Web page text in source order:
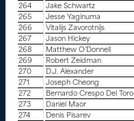
264
Jake Schwartz
265
Jesse Yaginuma
266
Vitalijs Zavorotnijs
267
Jason Hickey
268
Matthew O’Donnell
269
Robert Zeidman
270
D.J. Alexander
271
Joseph Cheong
272
Bernardo Crespo Del Toro
273
Daniel Maor
274
Denis Pisarev